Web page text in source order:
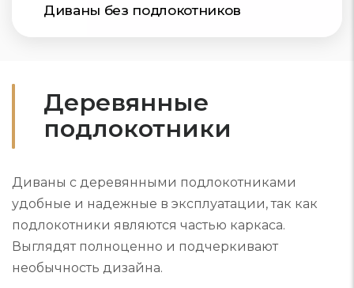
Диваны без подлокотников
Деревянные
подлокотники
Диваны с деревянными подлокотниками
удобные и надежные в эксплуатации, так как
подлокотники являются частью каркаса.
Выглядят полноценно и подчеркивают
необычность дизайна.